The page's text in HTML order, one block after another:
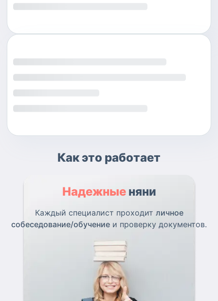
Как это работает
Надежные няни
Каждый специалист проходит личное
собеседование/обучение и проверку документов.